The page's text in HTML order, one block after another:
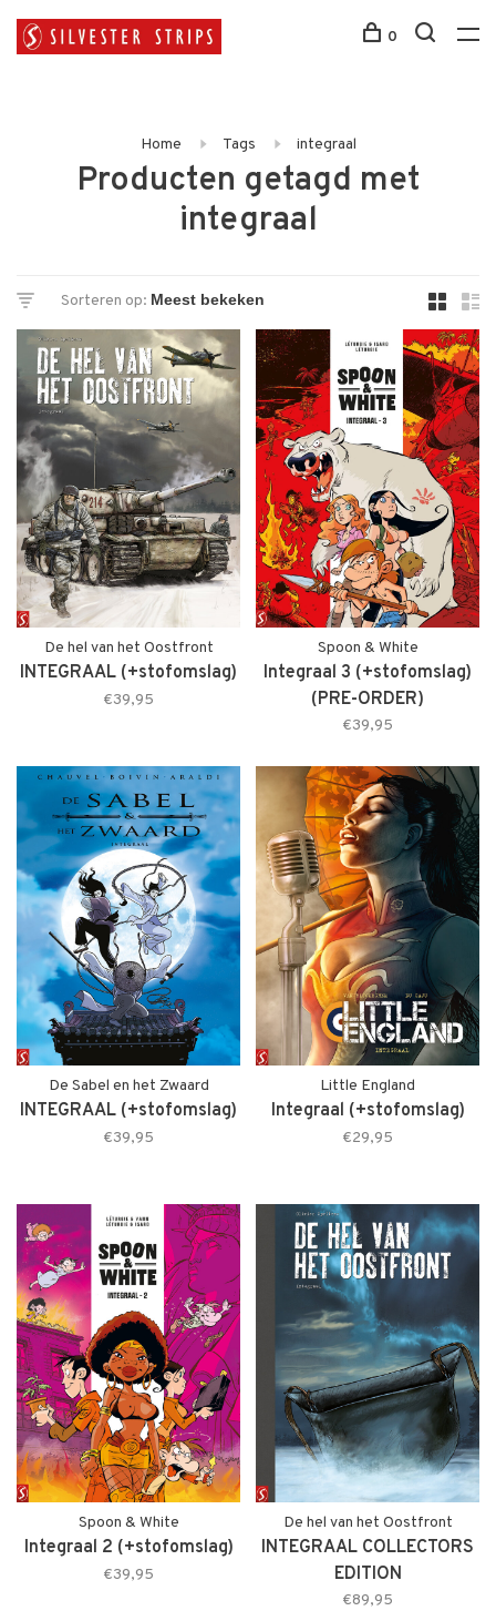
0
Home Tags integraal
Producten getagd met
integraal
Sorteren op:
De hel van het Oostfront
INTEGRAAL (+stofomslag)
€39,95
Spoon & White
Integraal 3 (+stofomslag)
(PRE-ORDER)
€39,95
De Sabel en het Zwaard
INTEGRAAL (+stofomslag)
€39,95
Little England
Integraal (+stofomslag)
€29,95
Spoon & White
Integraal 2 (+stofomslag)
€39,95
De hel van het Oostfront
INTEGRAAL COLLECTORS
EDITION
€89,95